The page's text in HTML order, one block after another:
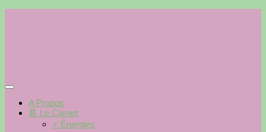
A Propos
📔 Le Carnet
⚡️ Énergies